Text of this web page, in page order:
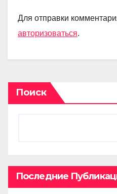
Для отправки
авторизоваться.
Поиск
Последние